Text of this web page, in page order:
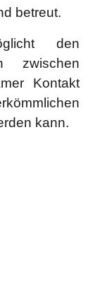
betreut.
den
zwischen
Kontakt
kann.